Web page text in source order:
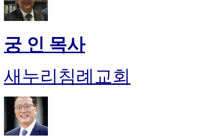
궁 인 목사
새누리침례교회